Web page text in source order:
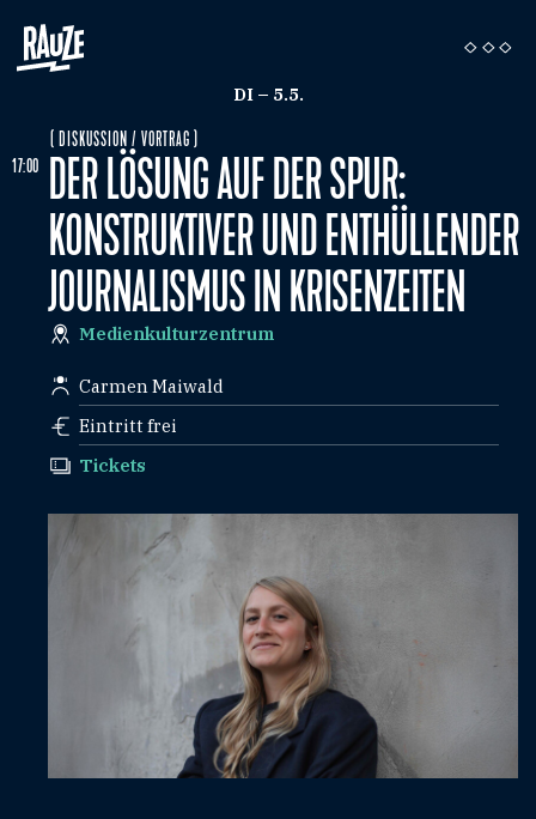
DI – 5.5.
17:00
( DISKUSSION / VORTRAG )
DER LÖSUNG AUF DER SPUR:
KONSTRUKTIVER UND ENTHÜLLENDER
JOURNALISMUS IN KRISENZEITEN
Medienkulturzentrum
Carmen Maiwald
Eintritt frei
Tickets